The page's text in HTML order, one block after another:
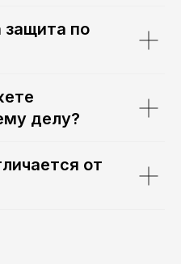
защита по
делу?
от